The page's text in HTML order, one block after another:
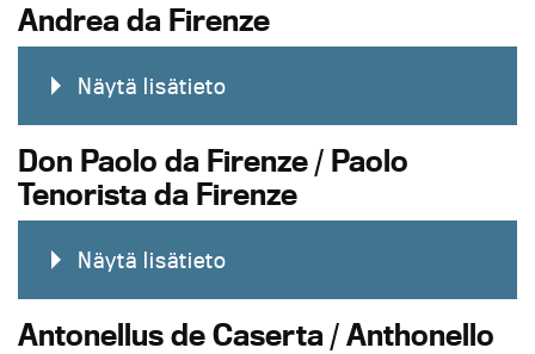
Andrea da Firenze
Näytä lisätieto
Don Paolo da Firenze / Paolo
Tenorista da Firenze
Näytä lisätieto
Antonellus de Caserta / Anthonello